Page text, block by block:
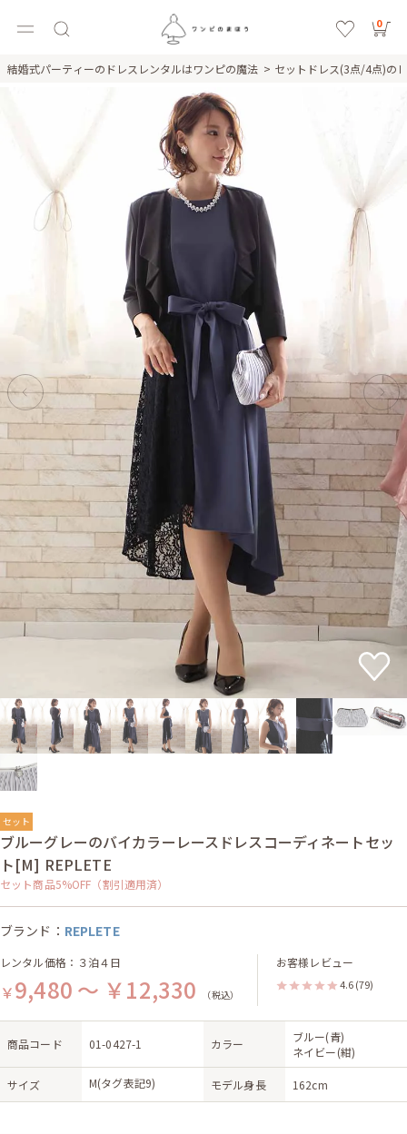
0
結婚式パーティーのドレスレンタルはワンピの魔法 セットドレス(3点/4点)の
セット
ブルーグレーのバイカラーレースドレスコーディネートセッ
ト[M] REPLETE
セット商品5%OFF（割引適用済）
ブランド： REPLETE
レンタル価格：３泊４日
￥9,480 ～ ￥12,330 （税込）
お客様レビュー
4.6(79)
商品コード 01-0427-1 カラー
ブルー(青)
ネイビー(紺)
サイズ M(タグ表記9) モデル身長 162cm